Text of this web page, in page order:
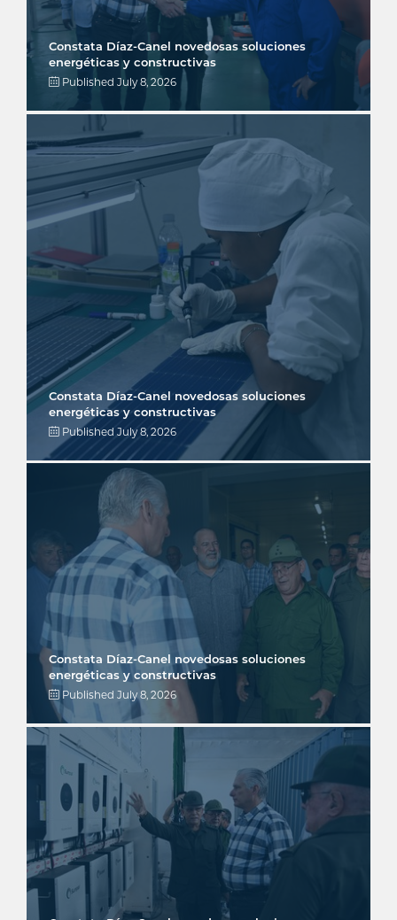
Constata Díaz-Canel novedosas soluciones
energéticas y constructivas
Published July 8, 2026
Constata Díaz-Canel novedosas soluciones
energéticas y constructivas
Published July 8, 2026
Constata Díaz-Canel novedosas soluciones
energéticas y constructivas
Published July 8, 2026